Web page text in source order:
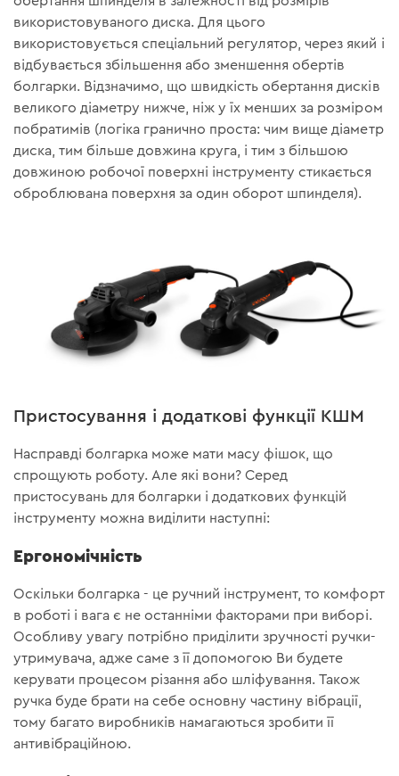
використовуваного диска. Для цього
використовується спеціальний регулятор, через який і
відбувається збільшення або зменшення обертів
болгарки. Відзначимо, що швидкість обертання дисків
великого діаметру нижче, ніж у їх менших за розміром
побратимів (логіка гранично проста: чим вище діаметр
диска, тим більше довжина круга, і тим з більшою
довжиною робочої поверхні інструменту стикається
оброблювана поверхня за один оборот шпинделя).
Пристосування і додаткові функції КШМ
Насправді болгарка може мати масу фішок, що
спрощують роботу. Але які вони? Серед
пристосувань для болгарки і додаткових функцій
інструменту можна виділити наступні:
Ергономічність
Оскільки болгарка - це ручний інструмент, то комфорт
в роботі і вага є не останніми факторами при виборі.
Особливу увагу потрібно приділити зручності ручки-
утримувача, адже саме з її допомогою Ви будете
керувати процесом різання або шліфування. Також
ручка буде брати на себе основну частину вібрації,
тому багато виробників намагаються зробити її
антивібраційною.